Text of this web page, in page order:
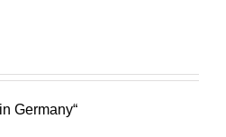
Germany“